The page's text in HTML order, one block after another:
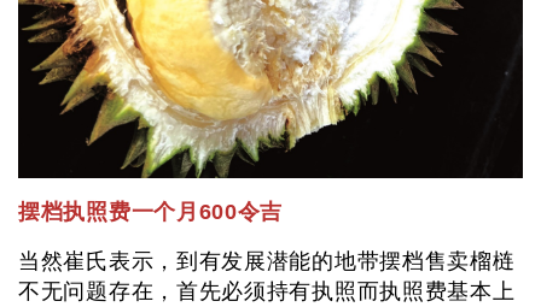
摆档执照费一个月600令吉
当然崔氏表示，到有发展潜能的地带摆档售卖榴梿
不无问题存在，首先必须持有执照而执照费基本上